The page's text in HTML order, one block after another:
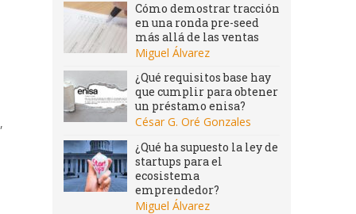
Cómo demostrar tracción
en una ronda pre-seed
más allá de las ventas
Miguel Álvarez
¿Qué requisitos base hay
que cumplir para obtener
un préstamo enisa?
César G. Oré Gonzales
¿Qué ha supuesto la ley de
startups para el
ecosistema
emprendedor?
Miguel Álvarez